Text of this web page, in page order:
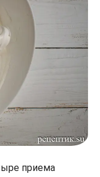
приема